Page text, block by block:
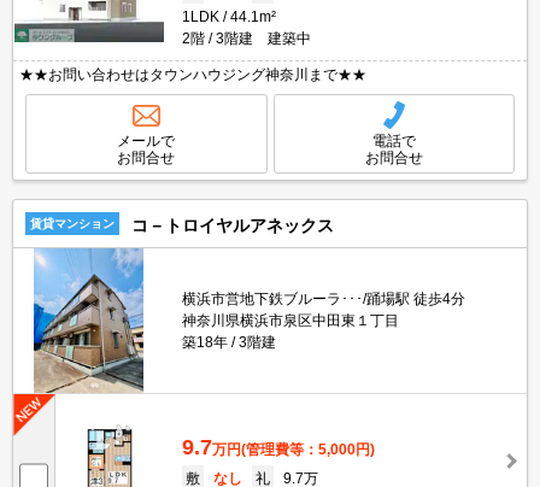
1LDK
44.1m²
2階
3階建 建築中
★★お問い合わせはタウンハウジング神奈川まで★★
メールで
お問合せ
電話で
お問合せ
賃貸マンション コ－トロイヤルアネックス
横浜市営地下鉄ブルーラ･･･/踊場駅 徒歩4分
神奈川県横浜市泉区中田東１丁目
築18年
3階建
9.7万円(管理費等：5,000円)
敷
なし 礼
9.7万